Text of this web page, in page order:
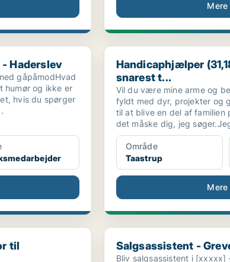
Mere
Haderslev
gåpåmodHvad
humør og ikke er
hvis du spørger
Handicaphjælper (31,18 t.
Handicaphjælper
snarest t...
Vil du være mine arme og
fyldt med dyr, projekter og
til at blive en del af familien
det måske dig, jeg
Område
Taastrup
Mere
til
Salgsassistent - Greve
Salgsassistent -
Bliv salgsassistent i